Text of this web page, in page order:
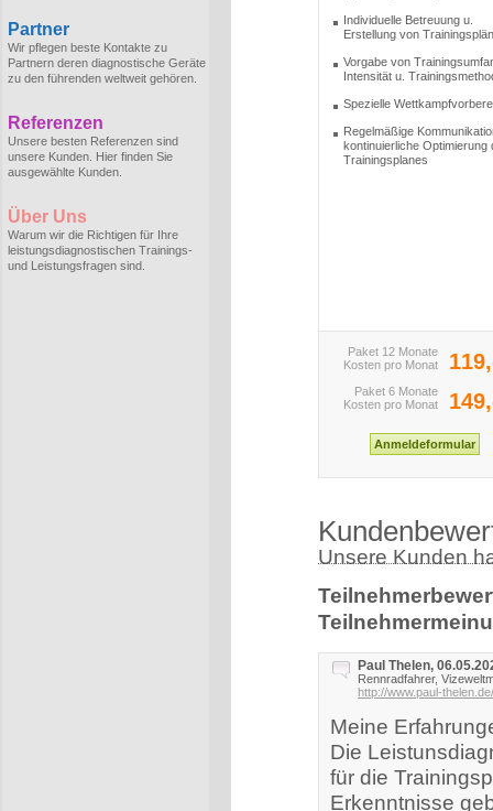
Partner
Wir pflegen beste Kontakte zu
Partnern deren diagnostische Geräte
zu den führenden weltweit gehören.
Referenzen
Unsere besten Referenzen sind
unsere Kunden. Hier finden Sie
ausgewählte Kunden.
Über Uns
Warum wir die Richtigen für Ihre
leistungsdiagnostischen Trainings-
und Leistungsfragen sind.
Individuelle Betreuung u.
Erstellung von
Vorgabe von
Intensität u.
Spezielle
Regelmäßige
kontinuierliche Optimierung
Trainingsplanes
Paket 12 Monate
Kosten pro Monat
Paket 6 Monate
Kosten pro Monat
Unsere Kunden
Paul Thelen,
Rennradfahrer,
http://www.paul-thelen.de/
Meine
Die
für die
Erkenntnisse